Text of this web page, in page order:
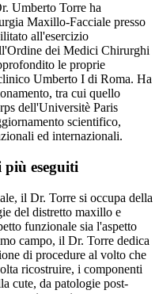
Umberto Torre ha
Maxillo-Facciale presso
all'esercizio
dei Medici Chirurghi
le proprie
Umberto I di Roma. Ha
tra cui quello
dell'Universitè Paris
scientifico,
ed internazionali.
più eseguiti
il Dr. Torre si occupa della
del distretto maxillo e
funzionale sia l'aspetto
campo, il Dr. Torre dedica
di procedure al volto che
ricostruire, i componenti
cute, da patologie post-